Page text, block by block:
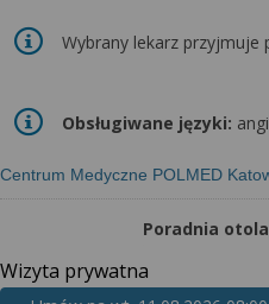
Centrum Medyczne POLMED
Wybrany lekarz przyjmuje
Obsługiwane języki:
Poradnia
Wizyta prywatna